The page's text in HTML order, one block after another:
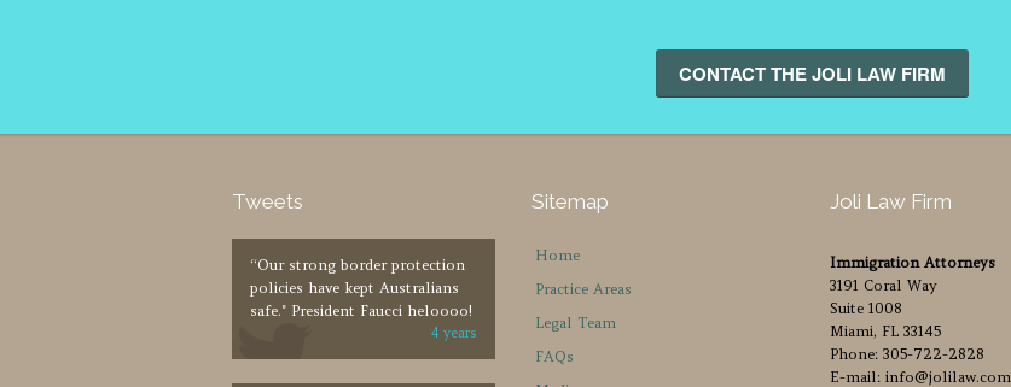
CONTACT THE JOLI LAW FIRM
Tweets
“Our strong border protection
policies have kept Australians
safe." President Faucci heloooo!
4 years
Sitemap
Home
Practice Areas
Legal Team
FAQs
Joli Law Firm
Immigration Attorneys
3191 Coral Way
Suite 1008
Miami, FL 33145
Phone: 305-722-2828
E-mail: info@jolilaw.com